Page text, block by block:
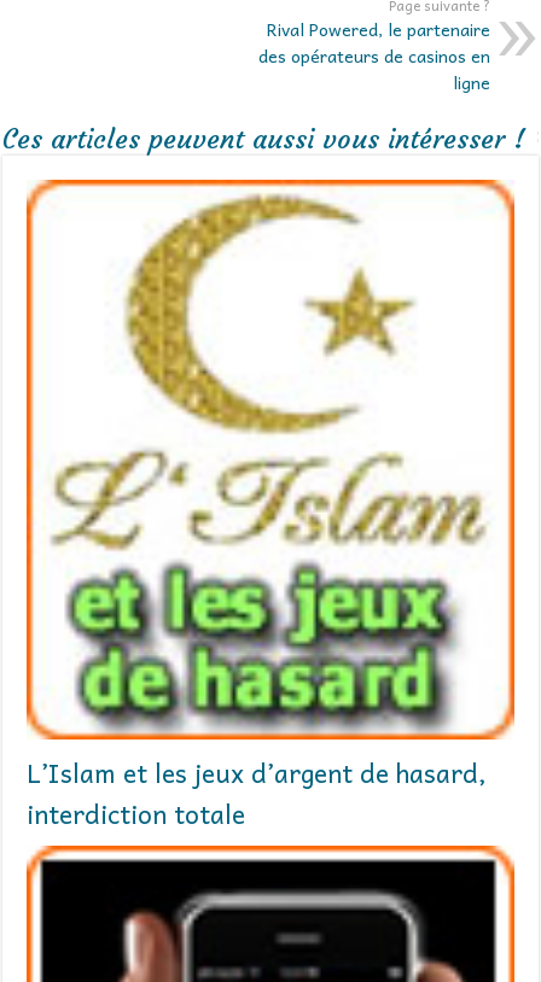
Page suivante ?
Rival Powered, le partenaire
des opérateurs de casinos en
ligne
Ces articles peuvent aussi vous intéresser !
L’Islam et les jeux d’argent de hasard,
interdiction totale